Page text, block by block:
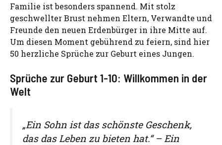
Familie ist besonders spannend. Mit stolz
geschwellter Brust nehmen Eltern, Verwandte und
Freunde den neuen Erdenbürger in ihre Mitte auf.
Um diesen Moment gebührend zu feiern, sind hier
50 herzliche Sprüche zur Geburt eines Jungen.
Sprüche zur Geburt 1-10: Willkommen in der
Welt
„Ein Sohn ist das schönste Geschenk,
das das Leben zu bieten hat.“ – Ein